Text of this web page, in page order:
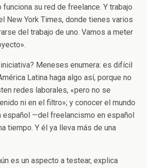
su red de freelance. Y trabajo
New York Times, donde tienes varios
del trabajo de uno. Vamos a meter
Meneses enumera: es difícil
Latina haga algo así, porque no
redes laborales, «pero no se
ni en el filtro»; y conocer el mundo
español —del freelancismo en español
tiempo. Y él ya lleva más de una
es un aspecto a testear, explica